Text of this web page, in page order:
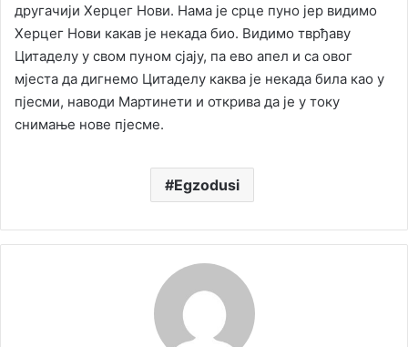
другачији Херцег Нови. Нама је срце пуно јер видимо
Херцег Нови какав је некада био. Видимо тврђаву
Цитаделу у свом пуном сјају, па ево апел и са овог
мјеста да дигнемо Цитаделу каква је некада била као у
пјесми, наводи Мартинети и открива да је у току
снимање нове пјесме.
Egzodusi